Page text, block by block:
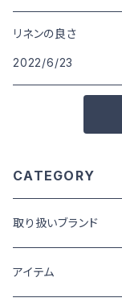
リネンの良さ
2022/6/23
CATEGORY
取り扱いブランド
Cafetty カフェッティ
アイテム